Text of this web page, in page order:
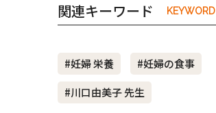
関連キーワード KEYWORD
#妊婦 栄養
#妊婦の食事
#川口由美子 先生